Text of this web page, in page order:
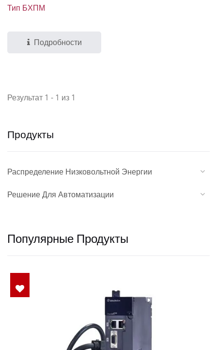
Тип БХПМ
Подробности
Результат 1 - 1 из 1
Продукты
Распределение Низковольтной Энергии
Решение Для Автоматизации
Популярные Продукты